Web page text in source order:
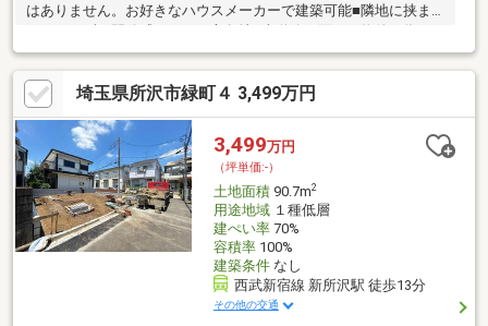
はありません。お好きなハウスメーカーで建築可能■隣地に挟ま
明るい陽射しがお部屋を満たします■古家解体の費用と時間がか
からない更地でのお引渡し
埼玉県所沢市緑町４ 3,499万円
3,499万円
（坪単価:-）
土地面積90.7m2
用途地域１種低層
建ぺい率70%
容積率100%
建築条件なし
西武新宿線 新所沢駅 徒歩13分
その他の交通